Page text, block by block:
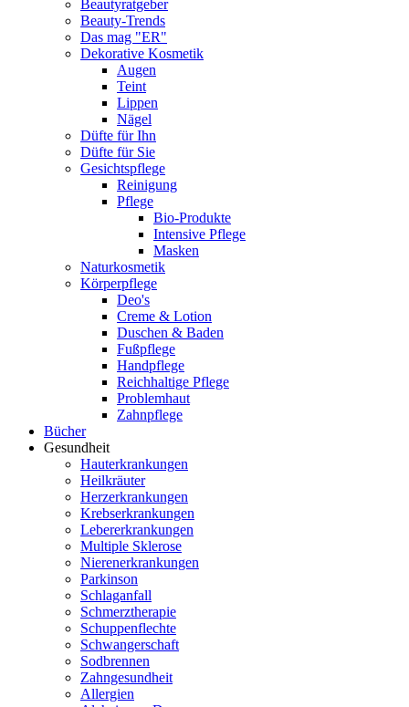
Beautyratgeber
Beauty-Trends
Das mag "ER"
Dekorative Kosmetik
Augen
Teint
Lippen
Nägel
Düfte für Ihn
Düfte für Sie
Gesichtspflege
Reinigung
Pflege
Bio-Produkte
Intensive Pflege
Masken
Naturkosmetik
Körperpflege
Deo's
Creme & Lotion
Duschen & Baden
Fußpflege
Handpflege
Reichhaltige Pflege
Problemhaut
Zahnpflege
Bücher
Gesundheit
Hauterkrankungen
Heilkräuter
Herzerkrankungen
Krebserkrankungen
Lebererkrankungen
Multiple Sklerose
Nierenerkrankungen
Parkinson
Schlaganfall
Schmerztherapie
Schuppenflechte
Schwangerschaft
Sodbrennen
Zahngesundheit
Allergien